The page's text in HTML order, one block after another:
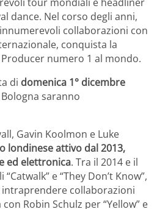
dance. Nel corso degli anni,
collaborazioni con
conquista la
numero 1 al mondo.
di domenica 1° dicembre
saranno
Gavin Koolmon e Luke
londinese attivo dal 2013,
ed elettronica. Tra il 2014 e il
e “They Don’t Know”,
intraprendere collaborazioni
Robin Schulz per “Yellow” e